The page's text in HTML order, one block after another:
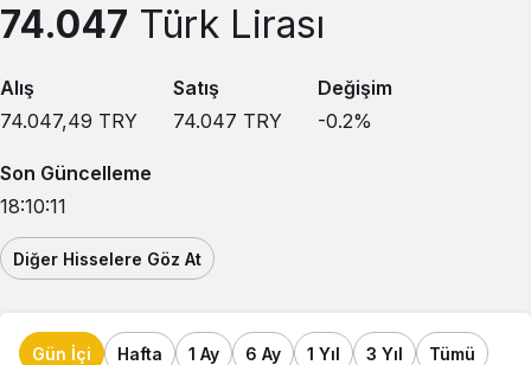
74.047 Türk Lirası
Alış
74.047,49 TRY
Satış
74.047 TRY
Değişim
-0.2%
Son Güncelleme
18:10:11
Diğer Hisselere Göz At
Gün İçi Hafta 1 Ay 6 Ay 1 Yıl 3 Yıl Tümü